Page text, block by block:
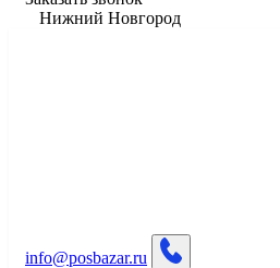
Нижний Новгород
info@posbazar.ru